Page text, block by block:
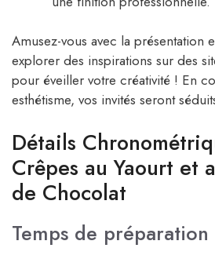
Amusez-vous avec la présentation
explorer des inspirations sur des
pour éveiller votre créativité ! En
esthétisme, vos invités seront
Détails
Crêpes au Yaourt et
de Chocolat
Temps de préparation